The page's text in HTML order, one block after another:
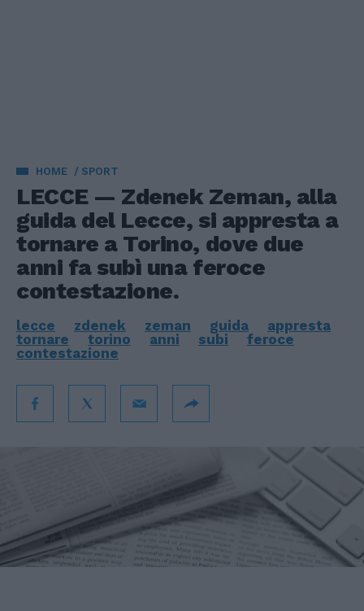
HOME SPORT
LECCE — Zdenek Zeman, alla
guida del Lecce, si appresta a
tornare a Torino, dove due
anni fa subì una feroce
contestazione.
lecce zdenek zeman guida
appresta
tornare
torino anni subi
feroce
contestazione